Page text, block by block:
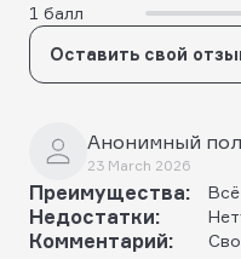
1 балл
Оставить свой
Анонимный
23 March 2026
Преимущества:
Недостатки:
Комментарий: